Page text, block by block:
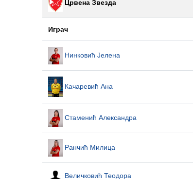
Црвена Звезда
Играч
Нинковић Јелена
Качаревић Ана
Стаменић Александра
Ранчић Милица
Величковић Теодора